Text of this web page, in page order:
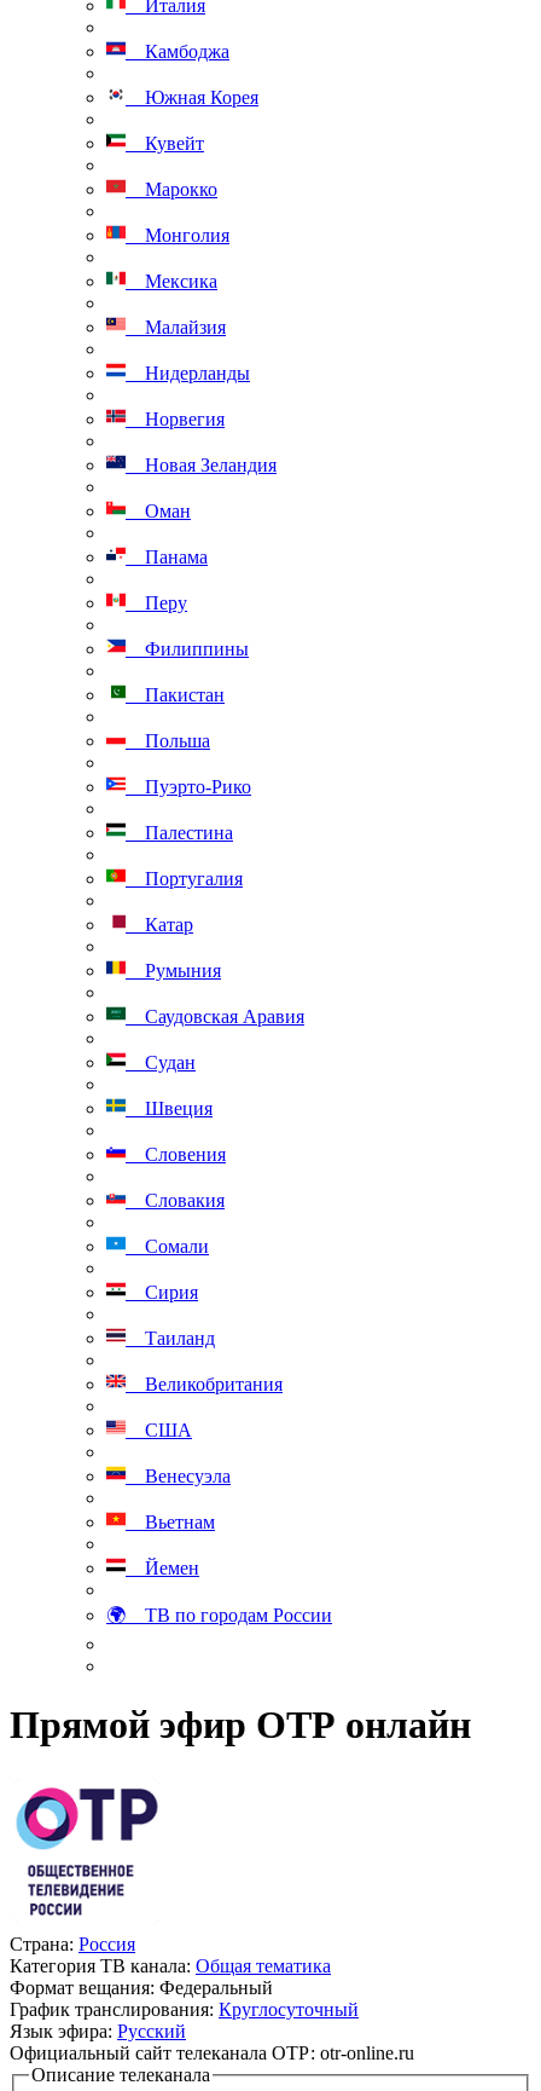
Италия
Камбоджа
Южная Корея
Кувейт
Марокко
Монголия
Мексика
Малайзия
Нидерланды
Норвегия
Новая Зеландия
Оман
Панама
Перу
Филиппины
Пакистан
Польша
Пуэрто-Рико
Палестина
Португалия
Катар
Румыния
Саудовская Аравия
Судан
Швеция
Словения
Словакия
Сомали
Сирия
Таиланд
Великобритания
США
Венесуэла
Вьетнам
Йемен
🌍 ТВ по городам России
Прямой эфир ОТР онлайн
Страна: Россия
Категория ТВ канала: Общая тематика
Формат вещания: Федеральный
График транслирования: Круглосуточный
Язык эфира: Русский
Официальный сайт телеканала ОТР: otr-online.ru
Описание телеканала